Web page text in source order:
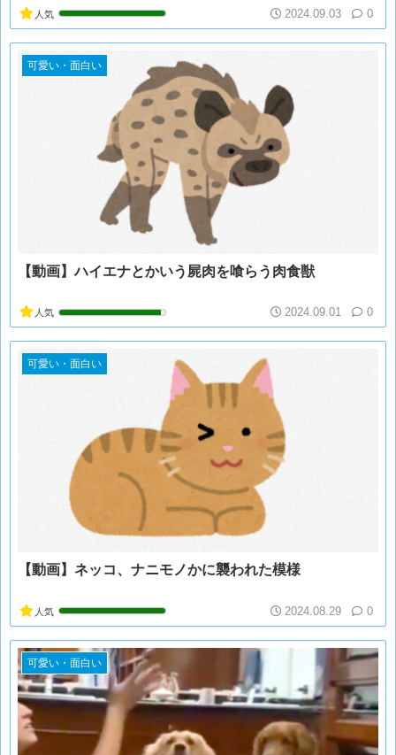
人気 2024.09.03 0
可愛い・面白い
【動画】ハイエナとかいう屍肉を喰らう肉食獣
人気 2024.09.01 0
可愛い・面白い
【動画】ネッコ、ナニモノかに襲われた模様
人気 2024.08.29 0
可愛い・面白い